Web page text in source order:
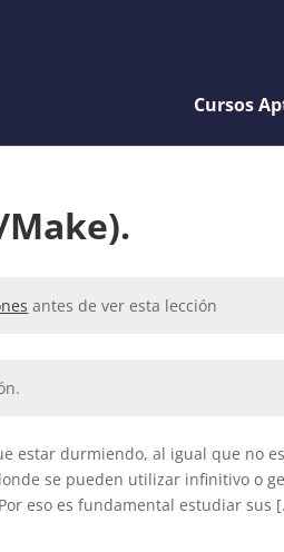
Cursos
antes de ver esta lección
estar durmiendo, al igual que no
se pueden utilizar infinitivo o
eso es fundamental estudiar sus